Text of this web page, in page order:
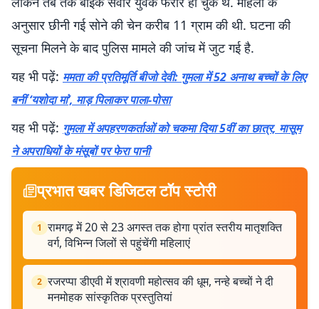
अनुसार छीनी गई सोने की चेन करीब 11 ग्राम की थी. घटना की
सूचना मिलने के बाद पुलिस मामले की जांच में जुट गई है.
यह भी पढ़ें: ममता की प्रतिमूर्ति बीजो देवी: गुमला में 52 अनाथ बच्चों के लिए
बनीं ‘यशोदा मां’, माड़ पिलाकर पाला-पोसा
यह भी पढ़ें: गुमला में अपहरणकर्ताओं को चकमा दिया 5वीं का छात्र, मासूम
ने अपराधियों के मंसूबों पर फेरा पानी
प्रभात खबर डिजिटल टॉप स्टोरी
1 रामगढ़ में 20 से 23 अगस्त तक होगा प्रांत स्तरीय मातृशक्ति
वर्ग, विभिन्न जिलों से पहुंचेंगी महिलाएं
2 रजरप्पा डीएवी में श्रावणी महोत्सव की धूम, नन्हे बच्चों ने दी
मनमोहक सांस्कृतिक प्रस्तुतियां